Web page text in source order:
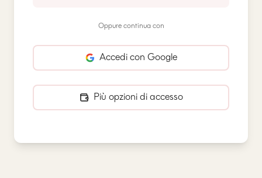
Oppure continua con
Accedi con Google
Più opzioni di accesso